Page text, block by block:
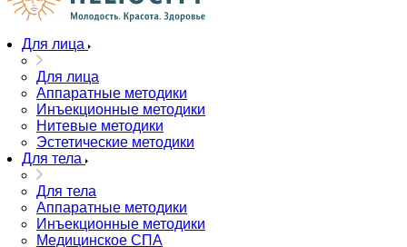
Для лица
Для лица
Аппаратные методики
Инъекционные методики
Нитевые методики
Эстетические методики
Для тела
Для тела
Аппаратные методики
Инъекционные методики
Медицинское СПА